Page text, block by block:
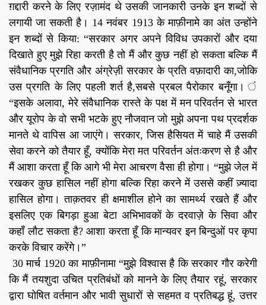
ग़द्दारी करने के लिए रज़ामंद थे उसकी जानकारी उनके इन शब्दों से
लगायी जा सकती है। 14 नवंबर 1913 के माफ़ीनामे का अंत उन्होंने
इन शब्दों से किया: “सरकार अगर अपने विविध उपकारों और दया
दिखाते हुए मुझे रिहा करती है तो मैं और कुछ नहीं हो सकता बल्कि मैं
संवैधानिक प्रगति और अंग्रेज़ी सरकार के प्रति वफ़ादारी का,जोकि
उस प्रगति के लिए पहली शर्त है,सबसे प्रबल पैरोकार बनूँगा। ं
“इसके अलावा, मेरे संवैधानिक रास्ते के पक्ष में मन परिवर्तन से भारत
और यूरोप के वो सभी भटके हुए नौजवान जो मुझे अपना पथ प्रदर्शक
मानते थे वापिस आ जाएंगे। सरकार, जिस हैसियत में चाहे मैं उसकी
सेवा करने को तैयार हूँ, क्योंकि मेरा मत परिवर्तन अंतःकरण से है और
मैं आशा करता हूँ कि आगे भी मेरा आचरण वैसा ही होगा। “मुझे जेल में
रखकर कुछ हासिल नहीं होगा बल्कि रिहा करने में उससे कहीं ज़्यादा
हासिल होगा। ताक़तवर ही क्षमाशील होने का सामर्थ्य रखते हैं और
इसलिए एक बिगड़ा हुआ बेटा अभिभावकों के दरवाज़े के सिवा और
कहाँ लौट सकता है? आशा करता हूँ कि मान्यवर इन बिन्दुओं पर कृपा
करके विचार करेंगे।”
30 मार्च 1920 का माफ़ीनामा “मुझे विश्वास है कि सरकार गौर करेगी
कि मैं तयशुदा उचित प्रतिबंधों को मानने के लिए तैयार रहूं, सरकार
द्वारा घोषित वर्तमान और भावी सुधारों से सहमत व प्रतिबद्ध हूं, उत्तर